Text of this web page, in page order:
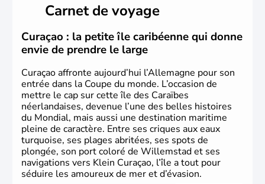
conservateur.Carnet de voyage
Curaçao : la petite île caribéenne qui donne
envie de prendre le large
Curaçao affronte aujourd’hui l’Allemagne pour son
entrée dans la Coupe du monde. L’occasion de
mettre le cap sur cette île des Caraïbes
néerlandaises, devenue l’une des belles histoires
du Mondial, mais aussi une destination maritime
pleine de caractère. Entre ses criques aux eaux
turquoise, ses plages abritées, ses spots de
plongée, son port coloré de Willemstad et ses
navigations vers Klein Curaçao, l’île a tout pour
séduire les amoureux de mer et d’évasion.